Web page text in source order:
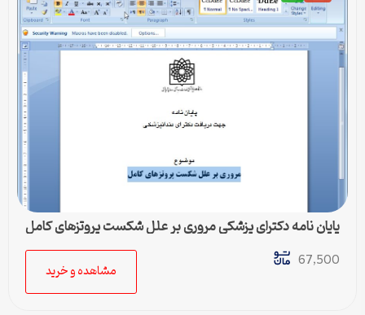
پایان نامه دکترای پزشکی مروری بر علل شکست پروتزهای کامل
67,500
مشاهده و خرید